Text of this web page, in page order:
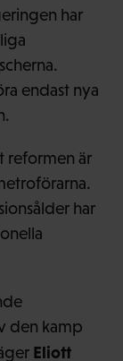
har
endast nya
reformen är
har
den kamp
Eliott